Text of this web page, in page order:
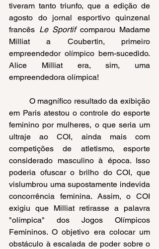
tiveram tanto triunfo, que a edição de
agosto do jornal esportivo quinzenal
francês Le Sportif comparou Madame
Milliat a Coubertin, primeiro
empreendedor olímpico bem-sucedido.
Alice Milliat era, sim, uma
empreendedora olímpica!
O magnífico resultado da exibição
em Paris atestou o controle do esporte
feminino por mulheres, o que seria um
ultraje ao COI, ainda mais com
competições de atletismo, esporte
considerado masculino à época. Isso
poderia ofuscar o brilho do COI, que
vislumbrou uma supostamente indevida
concorrência feminina. Assim, o COI
exigiu que Milliat retirasse a palavra
"olímpica" dos Jogos Olímpicos
Femininos. O objetivo era colocar um
obstáculo à escalada de poder sobre o